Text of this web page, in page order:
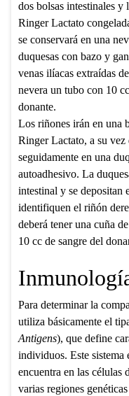
dos bolsas intestinales
Ringer Lactato
se conservará en una
duquesas con bazo y
venas ilíacas extraídas
nevera un tubo con 10
donante.
Los riñones irán en una
Ringer Lactato, a su vez
seguidamente en una
autoadhesivo. La
intestinal y se depositan
identifiquen el riñón
deberá tener una cuña
10 cc de sangre del
Para determinar la
utiliza básicamente el
Antigens), que define
individuos. Este sistema
encuentra en las
varias regiones